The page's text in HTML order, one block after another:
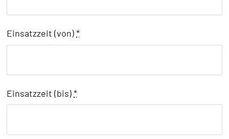
Einsatzzeit (von)*
Einsatzzeit (bis)*